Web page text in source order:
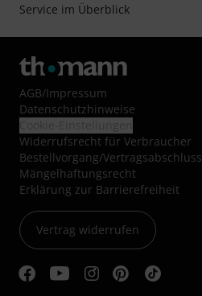
Service im Überblick
AGB/Impressum
Datenschutzhinweise
Widerrufsrecht für Verbraucher
Bestellvorgang/Vertragsabschluss
Mängelhaftungsrecht
Erklärung zur Barrierefreiheit
Vertrag widerrufen